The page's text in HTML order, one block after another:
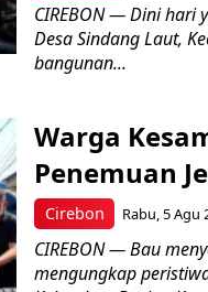
CIREBON — Dini hari
Desa Sindang Laut,
bangunan...
Cirebon
Warga
Penemuan
Rabu, 5 Agu
CIREBON — Bau
mengungkap